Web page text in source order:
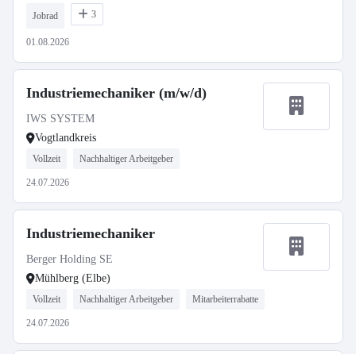
Jobrad 3
01.08.2026
Industriemechaniker (m/w/d)
IWS SYSTEM
Vogtlandkreis
Vollzeit Nachhaltiger Arbeitgeber
24.07.2026
Industriemechaniker
Berger Holding SE
Mühlberg (Elbe)
Vollzeit Nachhaltiger Arbeitgeber Mitarbeiterrabatte
24.07.2026